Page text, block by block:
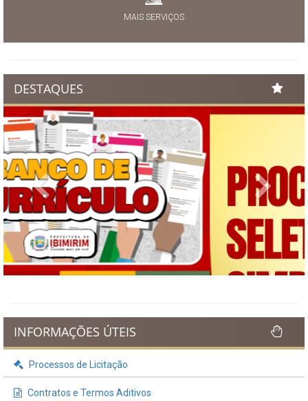
MAIS SERVIÇOS
DESTAQUES
Previous Next